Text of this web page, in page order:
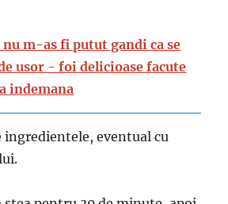
m-as fi putut gandi ca se
usor - foi delicioase facute
indemana
ingredientele, eventual cu